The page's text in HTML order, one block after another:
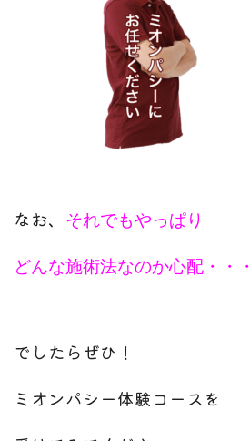
なお、 それでもやっぱり
どんな施術法なのか心配・・・
でしたらぜひ！
ミオンパシー体験コースを